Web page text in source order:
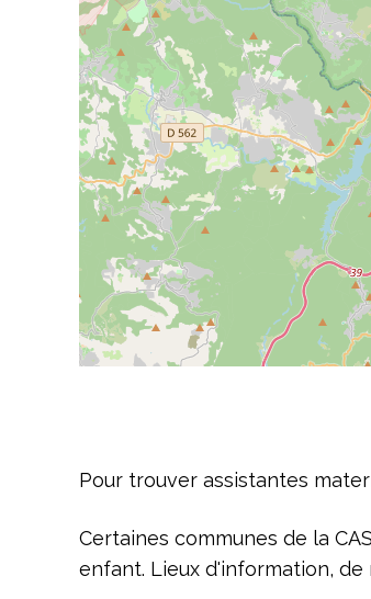
Pour trouver assistantes
Certaines communes de la
enfant. Lieux d'information,